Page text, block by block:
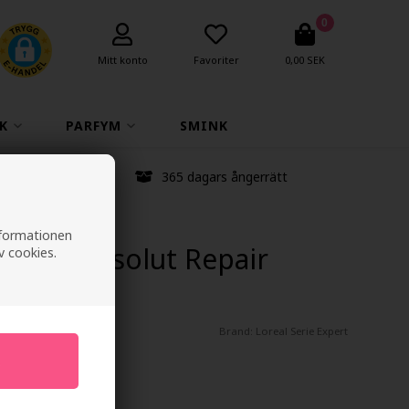
cookies.
Mitt konto Favoriter
0
0,00 SEK
PARFYM SMINK
365 dagars ångerrätt
Absolut Repair
Brand: Loreal Serie Expert